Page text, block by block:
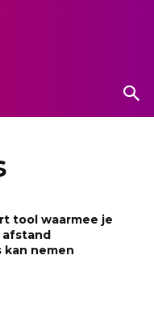
tool waarmee je
afstand
kan nemen